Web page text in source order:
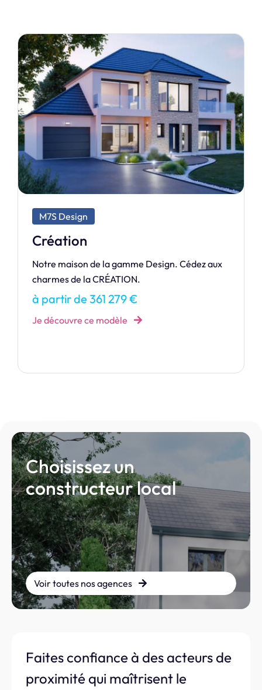
M7S Exclusive
Charnelle
Style Contemporain par excellence, Charnelle
sait mélanger les styles !
à partir de 183 984 €
Je découvre ce modèle
Choisissez un
constructeur local
Voir toutes nos agences
Faites confiance à des acteurs de
proximité qui maîtrisent le